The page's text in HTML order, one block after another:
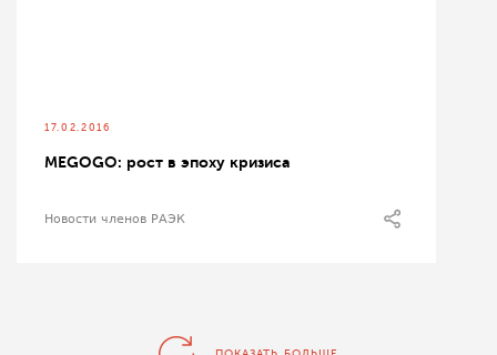
17.02.2016
MEGOGO: рост в эпоху кризиса
Новости членов РАЭК